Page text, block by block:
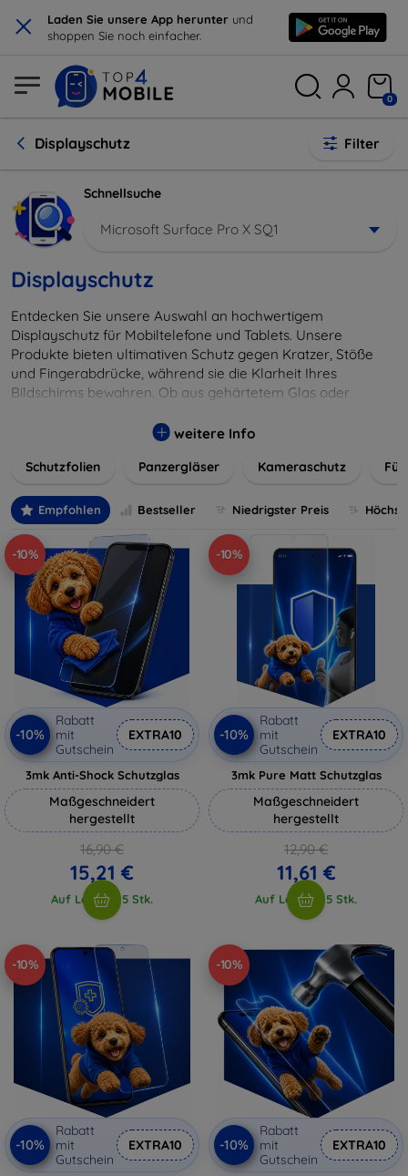
× Laden Sie unsere App herunter und
shoppen Sie noch einfacher.
0
Displayschutz Filter
Schnellsuche
Microsoft Surface Pro X SQ1
Displayschutz
Entdecken Sie unsere Auswahl an hochwertigem
Displayschutz für Mobiltelefone und Tablets. Unsere
Produkte bieten ultimativen Schutz gegen Kratzer, Stöße
und Fingerabdrücke, während sie die Klarheit Ihres
Bildschirms bewahren. Ob aus gehärtetem Glas oder
installieren und passgenau für jedes Gerät, um eine
wertvolles Gerät mit unseren langlebigen und zuverlässigen
digitales Erlebnis.
weitere Info
Schutzfolien Panzergläser Kameraschutz
Empfohlen Bestseller Niedrigster Preis
-10%
-10%
Rabatt
mit
Gutschein
EXTRA10
3mk Anti-Shock Schutzglas
Maßgeschneidert
hergestellt
16,90 €
15,21 €
Auf Lager > 5 Stk.
-10%
-10%
Rabatt
mit
Gutschein
EXTRA10
3mk Pure Matt Schutzglas
Maßgeschneidert
hergestellt
12,90 €
11,61 €
Auf Lager > 5 Stk.
-10%
-10%
Rabatt
mit
Gutschein
EXTRA10
-10%
-10%
Rabatt
mit
Gutschein
EXTRA10